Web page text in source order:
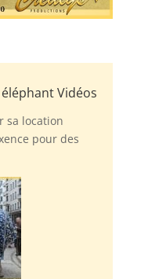
Vidéos
sa location
pour des